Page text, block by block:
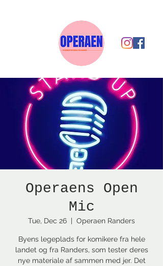
Operaens Open
Mic
Tue, Dec 26
  |
Operaen Randers
Byens legeplads for komikere fra hele
landet og fra Randers, som tester deres
nye materiale af sammen med jer. Det